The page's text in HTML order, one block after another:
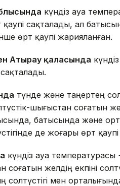
күндіз ауа
сақталады, ал
өрт қаупі жарияланған.
Атырау қаласында
түнде және таңертең
шығыстан соғатын
батысында және
де жоғары өрт қаупі
күндіз ауа температурасы
соғатын желдің екпіні
солтүстігі мен